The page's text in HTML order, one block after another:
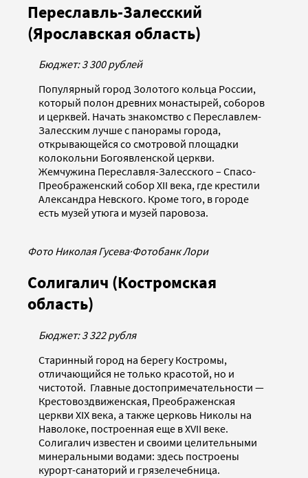
Переславль-Залесский
(Ярославская область)
Бюджет: 3 300 рублей
Популярный город Золотого кольца России,
который полон древних монастырей, соборов
и церквей. Начать знакомство с Переславлем-
Залесским лучше с панорамы города,
открывающейся со смотровой площадки
колокольни Богоявленской церкви.
Жемчужина Переславля-Залесского – Спасо-
Преображенский собор XII века, где крестили
Александра Невского. Кроме того, в городе
есть музей утюга и музей паровоза.
Фото Николая Гусева·Фотобанк Лори
Солигалич (Костромская
область)
Бюджет: 3 322 рубля
Старинный город на берегу Костромы,
отличающийся не только красотой, но и
чистотой. Главные достопримечательности —
Крестовоздвиженская, Преображенская
церкви XIX века, а также церковь Николы на
Наволоке, построенная еще в XVII веке.
Солигалич известен и своими целительными
минеральными водами: здесь построены
курорт-санаторий и грязелечебница.